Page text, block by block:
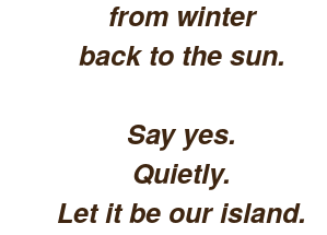
from winter
back to the sun.
Say yes.
Quietly.
Let it be our island.